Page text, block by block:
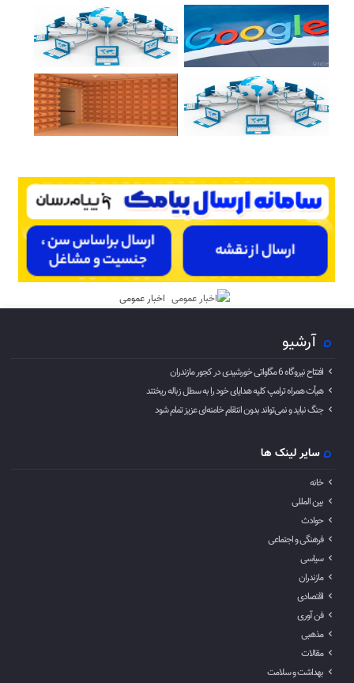
اخبار عمومی
آرشیو
افتتاح نیروگاه 6 مگاواتی خورشیدی در کجور مازندران
هیأت همراه ترامپ کلیه هدایای خود را به سطل زباله ریختند
جنگ نباید و نمی‌تواند بدون انتقام خامنه‌ای عزیز تمام شود
سایر لینک ها
خانه
بین المللی
حوادث
فرهنگی و اجتماعی
سیاسی
مازندران
اقتصادی
فن آوری
مذهبی
مقالات
بهداشت و سلامت